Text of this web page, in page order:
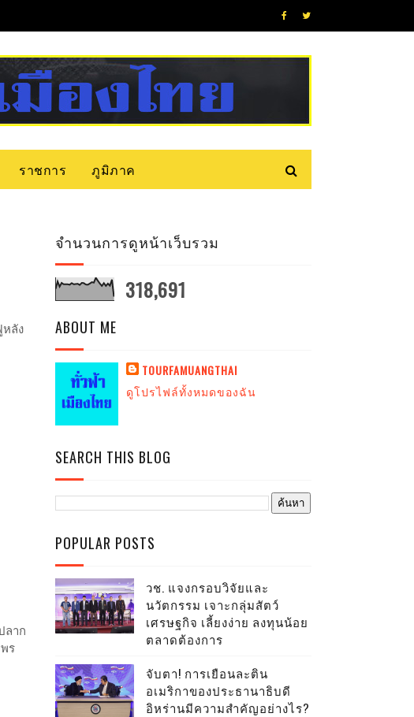
ราชการ ภูมิภาค
ลัง
ลาก
ร
จำนวนการดูหน้าเว็บรวม
318,691
ABOUT ME
TOURFAMUANGTHAI
ดูโปรไฟล์ทั้งหมดของฉัน
SEARCH THIS BLOG
POPULAR POSTS
วช. แจงกรอบวิจัยและ
นวัตกรรม เจาะกลุ่มสัตว์
เศรษฐกิจ เลี้ยงง่าย ลงทุนน้อย
ตลาดต้องการ
จับตา! การเยือนละติน
อเมริกาของประธานาธิบดี
อิหร่านมีความสำคัญอย่างไร?